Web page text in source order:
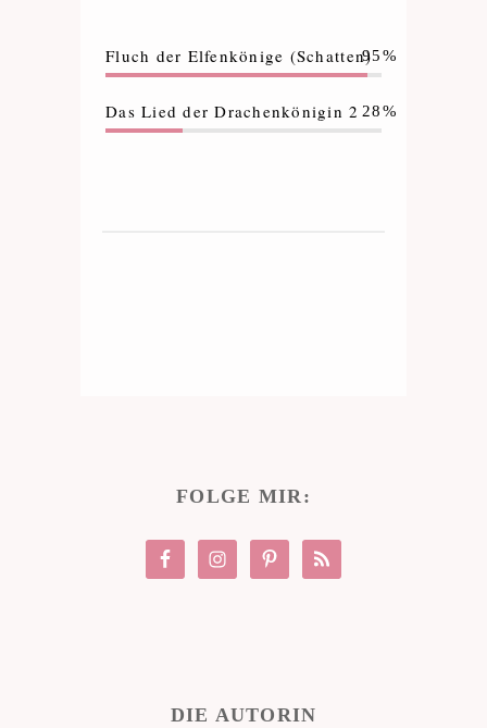
Fluch der Elfenkönige (Schatten)95%
Das Lied der Drachenkönigin 2 28%
FOLGE MIR:
DIE AUTORIN